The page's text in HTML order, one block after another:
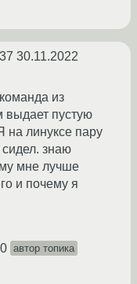
30.11.2022
из
выдает пустую
на линуксе пару
сидел. знаю
мне лучше
и почему я
автор топика